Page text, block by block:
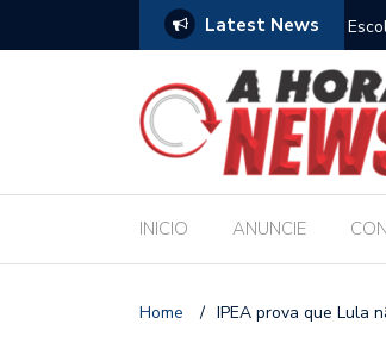
Latest News
escolares e sanciona jornada de 30 horas
INICIO ANUNCIE
Home / IPEA prova que Lula